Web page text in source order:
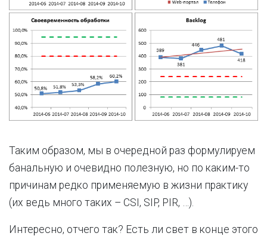
Таким образом, мы в очередной раз формулируем
банальную и очевидно полезную, но по каким-то
причинам редко применяемую в жизни практику
(их ведь много таких – CSI, SIP, PIR, …).
Интересно, отчего так? Есть ли свет в конце этого